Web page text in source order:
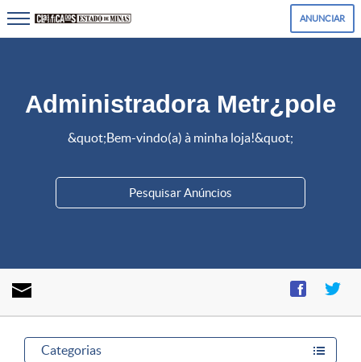
ANUNCIAR
Administradora Metr¿pole
&quot;Bem-vindo(a) à minha loja!&quot;
mensagem
Categorias